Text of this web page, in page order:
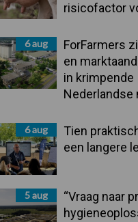
risicofactor
6 aug
ForFarmers
en
in krimpende
Nederlandse
6 aug
Tien
een langere
5 aug
“Vraag naar